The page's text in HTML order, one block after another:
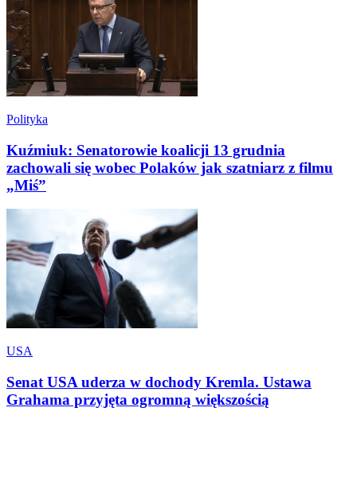
Polityka
Kuźmiuk: Senatorowie koalicji 13 grudnia
zachowali się wobec Polaków jak szatniarz z filmu
„Miś”
USA
Senat USA uderza w dochody Kremla. Ustawa
Grahama przyjęta ogromną większością